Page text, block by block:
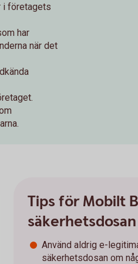
i företagets
har
när det
Tips för Mobilt
säkerhetsdosan
Använd aldrig e-
säkerhetsdosan om